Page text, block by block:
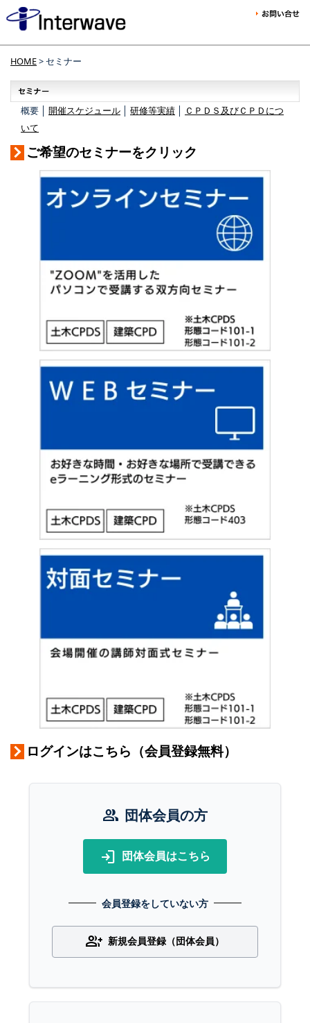
HOME> セミナー
概要 │ 開催スケジュール 研修等実績
ＣＰＤＳ及びＣＰＤにつ
いて
ご希望のセミナーをクリック
ログインはこちら（会員登録無料）
group 団体会員の方
login 団体会員はこちら
会員登録をしていない方
group_add 新規会員登録（団体会員）